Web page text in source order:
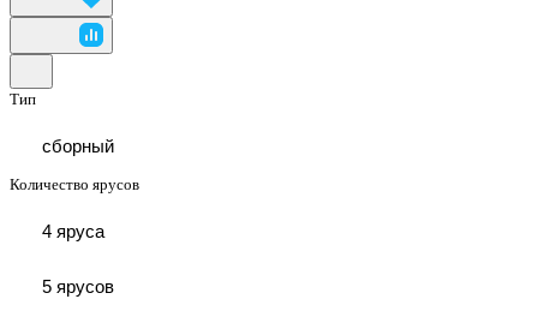
Тип
сборный
Количество ярусов
4 яруса
5 ярусов